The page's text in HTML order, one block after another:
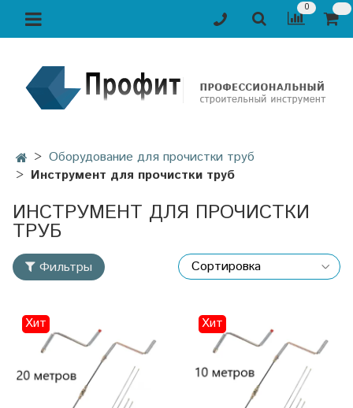
0
Оборудование для прочистки труб
Инструмент для прочистки труб
ИНСТРУМЕНТ ДЛЯ ПРОЧИСТКИ
ТРУБ
Фильтры
Хит Хит